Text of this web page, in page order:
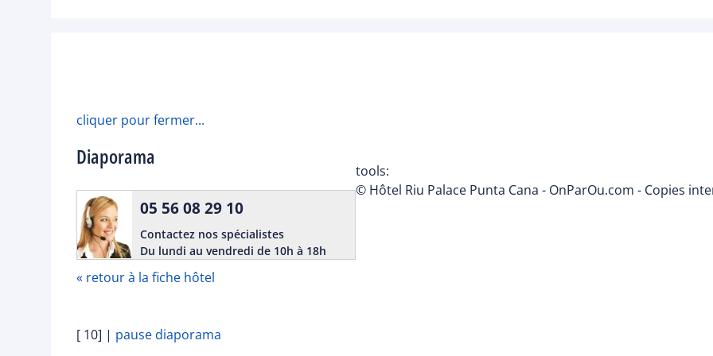
cliquer pour fermer...
Diaporama
05 56 08 29 10
Contactez nos spécialistes
Du lundi au vendredi de 10h à 18h
tools:
© Hôtel Riu Palace Punta Cana - OnParOu.com - Copies
« retour à la fiche hôtel
[ 10] | pause diaporama